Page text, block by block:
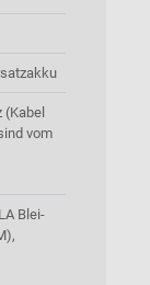
vom
Blei-